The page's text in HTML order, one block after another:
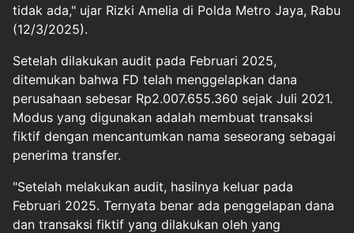
tidak ada," ujar Rizki Amelia di Polda Metro Jaya, Rabu
(12/3/2025).
Setelah dilakukan audit pada Februari 2025,
ditemukan bahwa FD telah menggelapkan dana
perusahaan sebesar Rp2.007.655.360 sejak Juli 2021.
Modus yang digunakan adalah membuat transaksi
fiktif dengan mencantumkan nama seseorang sebagai
penerima transfer.
"Setelah melakukan audit, hasilnya keluar pada
Februari 2025. Ternyata benar ada penggelapan dana
dan transaksi fiktif yang dilakukan oleh yang